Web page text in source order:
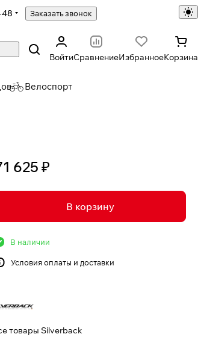
48 Заказать звонок
ВойтиСравнениеИзбранноеКорзина
Велоспорт
625 ₽
В корзину
В наличии
Условия оплаты и доставки
товары Silverback